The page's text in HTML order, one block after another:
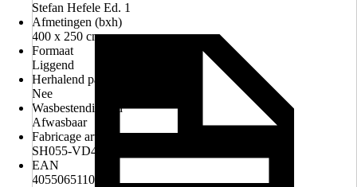
Stefan Hefele Ed. 1
Afmetingen (bxh)
400 x 250 cm
Formaat
Liggend
Herhalend patroon
Nee
Wasbestendigheid
Afwasbaar
Fabricage artikelnummer
SH055-VD4
EAN
4055065110559